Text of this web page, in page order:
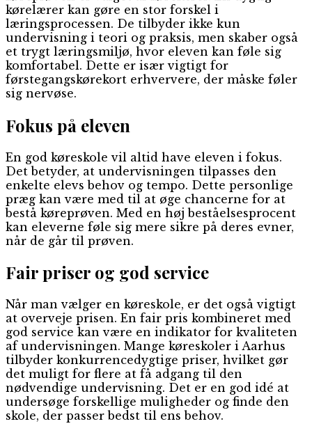
kørelærer kan gøre en stor forskel i
læringsprocessen. De tilbyder ikke kun
undervisning i teori og praksis, men skaber også
et trygt læringsmiljø, hvor eleven kan føle sig
komfortabel. Dette er især vigtigt for
førstegangskørekort erhververe, der måske føler
sig nervøse.
Fokus på eleven
En god køreskole vil altid have eleven i fokus.
Det betyder, at undervisningen tilpasses den
enkelte elevs behov og tempo. Dette personlige
præg kan være med til at øge chancerne for at
bestå køreprøven. Med en høj beståelsesprocent
kan eleverne føle sig mere sikre på deres evner,
når de går til prøven.
Fair priser og god service
Når man vælger en køreskole, er det også vigtigt
at overveje prisen. En fair pris kombineret med
god service kan være en indikator for kvaliteten
af undervisningen. Mange køreskoler i Aarhus
tilbyder konkurrencedygtige priser, hvilket gør
det muligt for flere at få adgang til den
nødvendige undervisning. Det er en god idé at
undersøge forskellige muligheder og finde den
skole, der passer bedst til ens behov.